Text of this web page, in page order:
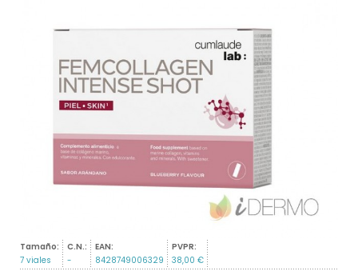
Tamaño:
7 viales
C.N.:
-
EAN:
8428749006329
PVPR:
38,00 €